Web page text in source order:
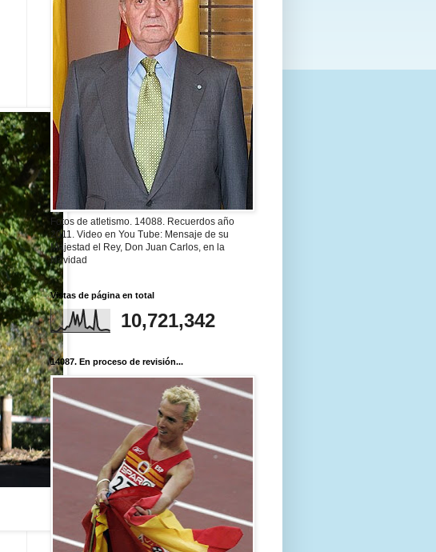
Fotos de atletismo. 14088. Recuerdos año
2011. Video en You Tube: Mensaje de su
Majestad el Rey, Don Juan Carlos, en la
Navidad
Vistas de página en total
10,721,342
14087. En proceso de revisión...